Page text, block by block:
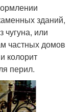
зданий,
чугуна, или
частных домов
колорит
перил.